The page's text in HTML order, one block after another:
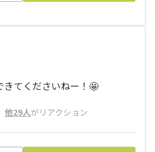
てくださいねー！🤩
他29人がリアクション